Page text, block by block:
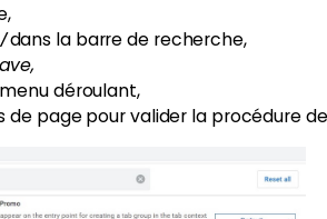
dans la barre de recherche,
déroulant,
de page pour valider la procédure